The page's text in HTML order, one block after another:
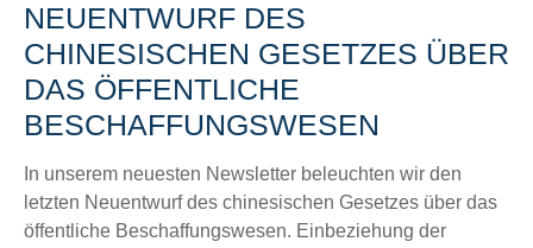
NEUENTWURF DES
CHINESISCHEN GESETZES ÜBER
DAS ÖFFENTLICHE
BESCHAFFUNGSWESEN
In unserem neuesten Newsletter beleuchten wir den
letzten Neuentwurf des chinesischen Gesetzes über das
öffentliche Beschaffungswesen. Einbeziehung der